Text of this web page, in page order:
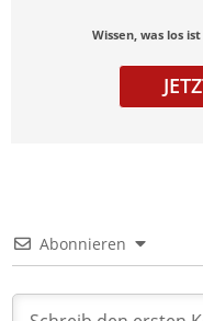
Wissen, was los
Abonnieren